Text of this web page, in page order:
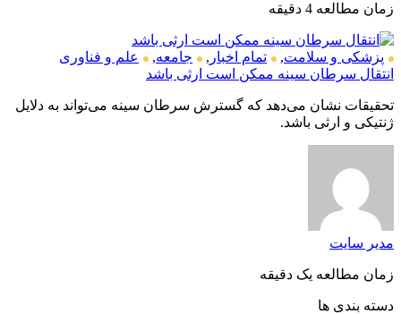
زمان مطالعه 4 دقیقه
پزشکی و سلامت, تمام اخبار , جامعه,
علم و فناوری
انتقال سرطان سینه ممکن است ارثی باشد
تحقیقات نشان می‌دهد که گسترش سرطان سینه می‌تواند به دلایل
ژنتیکی و ارثی باشد.
مدیر سایت
زمان مطالعه یک دقیقه
دسته بندی ها